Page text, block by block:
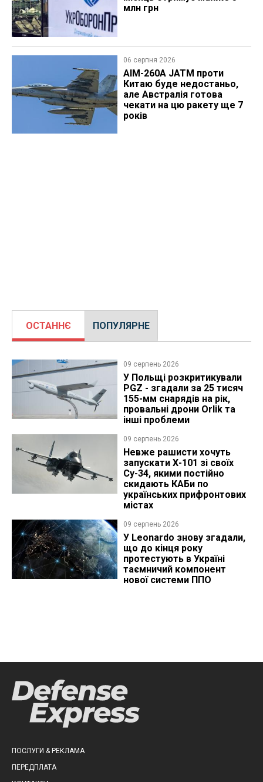
млн грн
06 серпня 2026
AIM-260A JATM проти
Китаю буде недостаньо,
але Австралія готова
чекати на цю ракету ще 7
років
ОСТАННЄ ПОПУЛЯРНЕ
09 серпень 2026
У Польщі розкритикували
PGZ - згадали за 25 тисяч
155-мм снарядів на рік,
провальні дрони Orlik та
інші проблеми
09 серпень 2026
Невже рашисти хочуть
запускати Х-101 зі своїх
Су-34, якими постійно
скидають КАБи по
українських прифронтових
містах
09 серпень 2026
У Leonardo знову згадали,
що до кінця року
протестують в Україні
таємничий компонент
нової системи ППО
ПОСЛУГИ & РЕКЛАМА
ПЕРЕДПЛАТА